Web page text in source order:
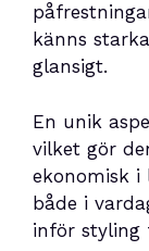
känns
glansigt.
En unik
vilket gör
ekonomisk i
både i
inför styling